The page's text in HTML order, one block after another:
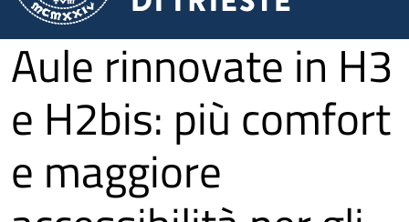
Aule rinnovate in H3
e H2bis: più comfort
e maggiore